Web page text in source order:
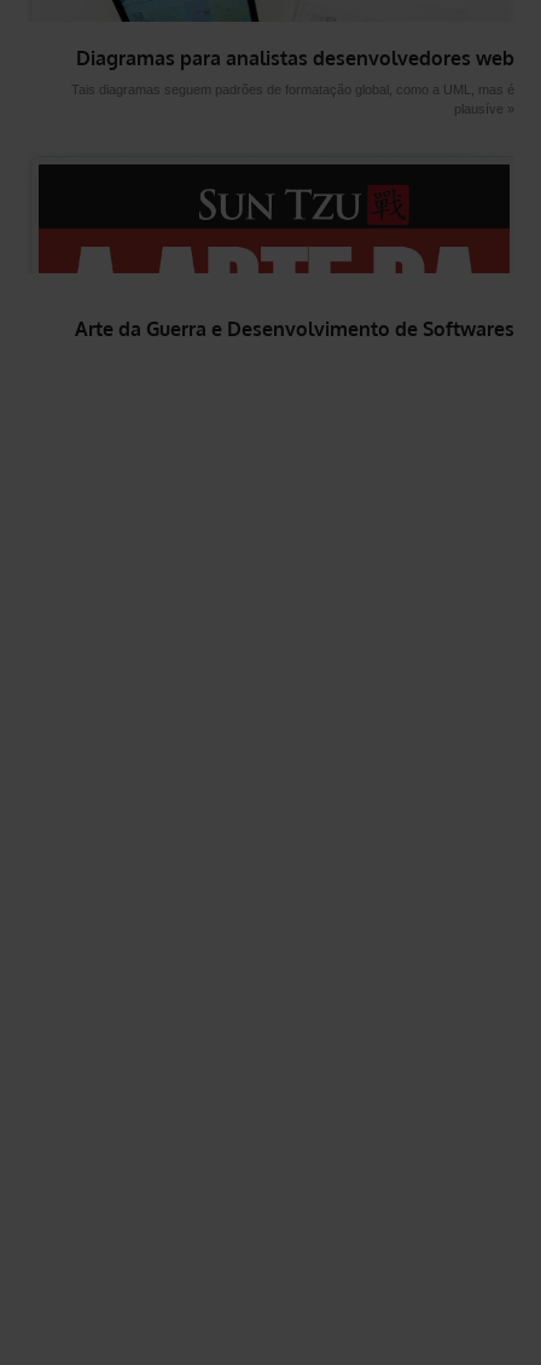
Diagramas para analistas desenvolvedores web
Tais diagramas seguem padrões de formatação global, como a UML, mas é
plausíve »
Arte da Guerra e Desenvolvimento de Softwares